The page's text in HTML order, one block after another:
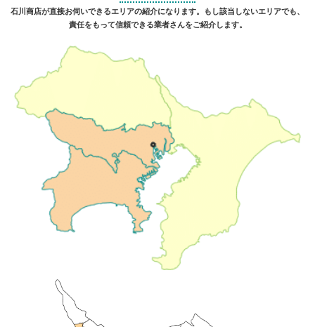
石川商店が直接お伺いできるエリアの紹介になります。もし該当しないエリアでも、
責任をもって信頼できる業者さんをご紹介します。